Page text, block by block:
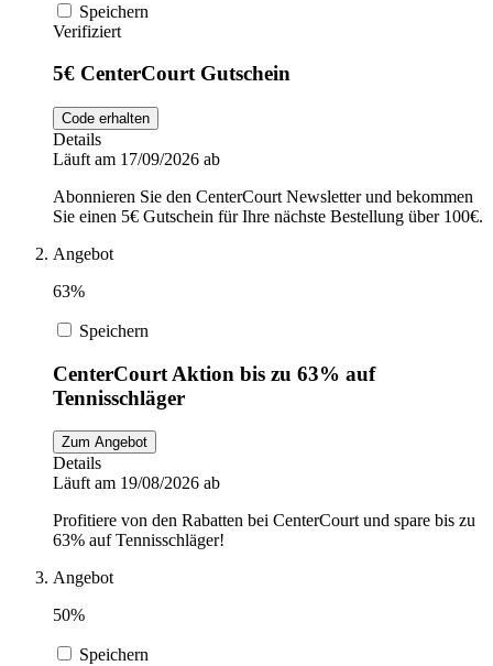
Audible
Sportstech
Oakley
Guess
Autos und
Motorräder
Speichern
Verifiziert
5€ CenterCourt Gutschein
Code erhalten
Details
Läuft am 17/09/2026 ab
Abonnieren Sie den CenterCourt Newsletter und bekommen
Sie einen 5€ Gutschein für Ihre nächste Bestellung über 100€.
Angebot
63%
Speichern
CenterCourt Aktion bis zu 63% auf
Tennisschläger
Zum Angebot
Details
Läuft am 19/08/2026 ab
Profitiere von den Rabatten bei CenterCourt und spare bis zu
63% auf Tennisschläger!
Angebot
50%
Speichern